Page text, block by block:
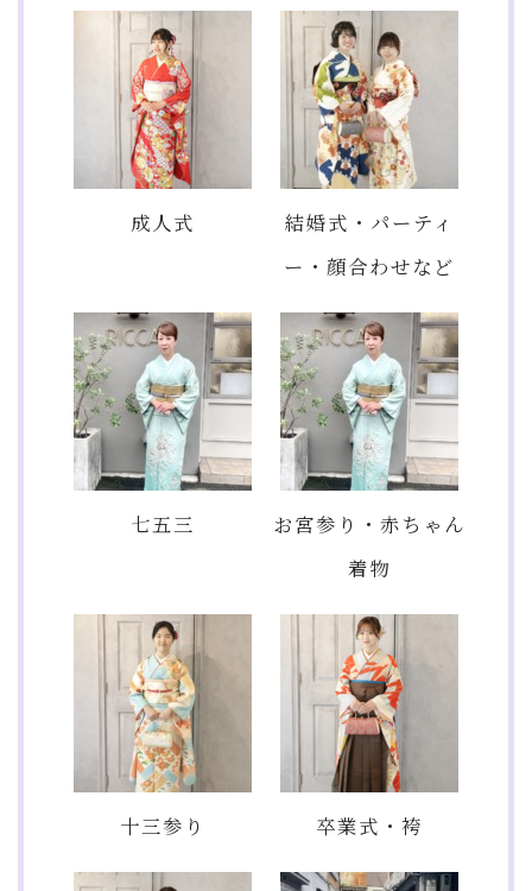
成人式
結婚式・パーティ
ー・顔合わせなど
七五三
お宮参り・赤ちゃん
着物
十三参り 卒業式・袴